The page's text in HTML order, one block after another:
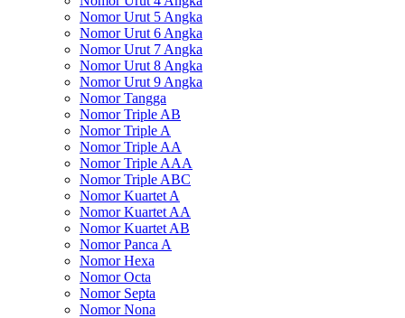
Nomor Urut 5 Angka
Nomor Urut 6 Angka
Nomor Urut 7 Angka
Nomor Urut 8 Angka
Nomor Urut 9 Angka
Nomor Tangga
Nomor Triple AB
Nomor Triple A
Nomor Triple AA
Nomor Triple AAA
Nomor Triple ABC
Nomor Kuartet A
Nomor Kuartet AA
Nomor Kuartet AB
Nomor Panca A
Nomor Hexa
Nomor Octa
Nomor Septa
Nomor Nona